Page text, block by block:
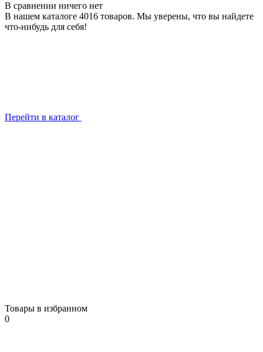
В сравнении ничего нет
В нашем каталоге 4016 товаров. Мы уверены, что вы найдете
что-нибудь для себя!
Перейти в каталог
Товары в избранном
0